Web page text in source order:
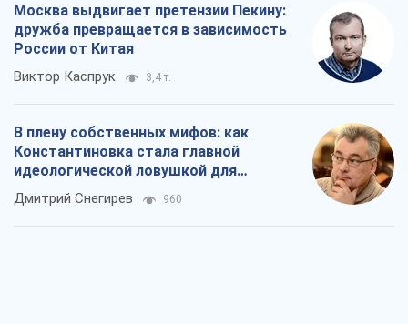
Москва выдвигает претензии Пекину:
дружба превращается в зависимость
России от Китая
Виктор Каспрук 3,4 т.
В плену собственных мифов: как
Константиновка стала главной
идеологической ловушкой для
российских оккупантов
Дмитрий Снегирев 960